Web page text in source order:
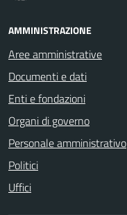
AMMINISTRAZIONE
Aree amministrative
Documenti e dati
Enti e fondazioni
Organi di governo
Personale amministrativo
Politici
Uffici